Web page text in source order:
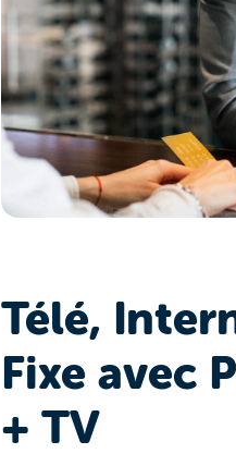
Télé,
Fixe avec
+ TV